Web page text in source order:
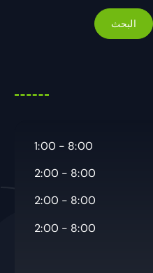
8:00 - 1:00
8:00 - 2:00
8:00 - 2:00
8:00 - 2:00